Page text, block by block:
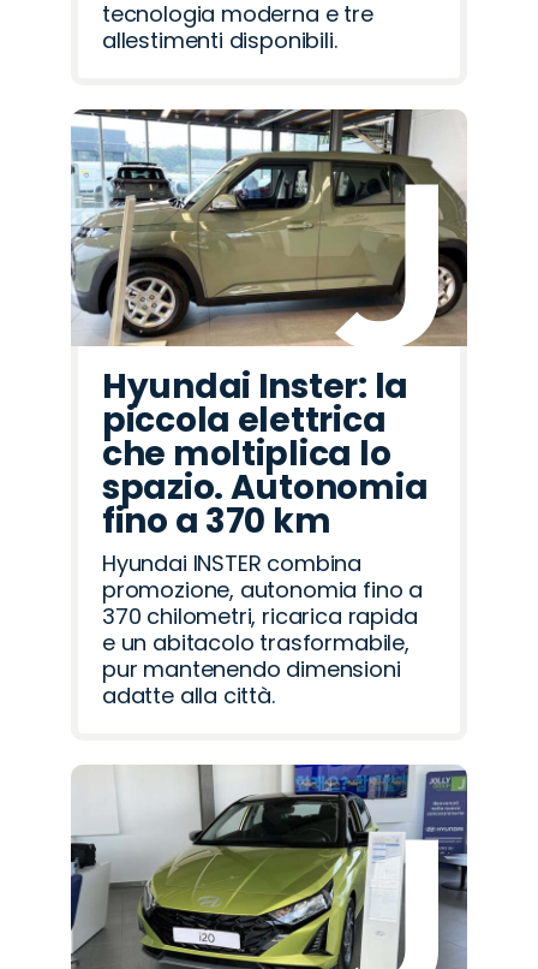
tecnologia moderna e tre
allestimenti disponibili.
Hyundai Inster: la
piccola elettrica
che moltiplica lo
spazio. Autonomia
fino a 370 km
Hyundai INSTER combina
promozione, autonomia fino a
370 chilometri, ricarica rapida
e un abitacolo trasformabile,
pur mantenendo dimensioni
adatte alla città.